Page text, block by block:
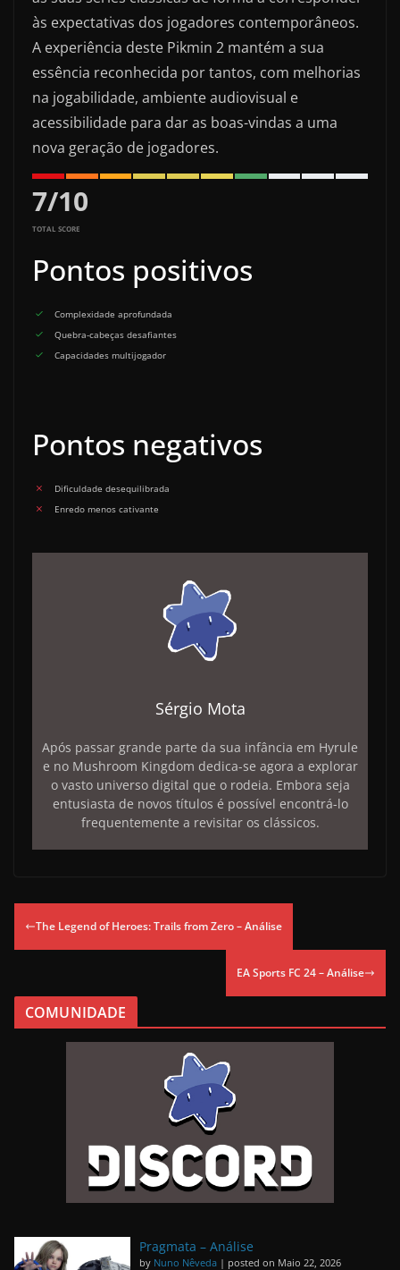
às expectativas dos jogadores contemporâneos.
A experiência deste Pikmin 2 mantém a sua
essência reconhecida por tantos, com melhorias
na jogabilidade, ambiente audiovisual e
acessibilidade para dar as boas-vindas a uma
nova geração de jogadores.
7/10
TOTAL SCORE
Pontos positivos
Complexidade aprofundada
Quebra-cabeças desafiantes
Capacidades multijogador
Pontos negativos
Dificuldade desequilibrada
Enredo menos cativante
Sérgio Mota
Após passar grande parte da sua infância em Hyrule
e no Mushroom Kingdom dedica-se agora a explorar
o vasto universo digital que o rodeia. Embora seja
entusiasta de novos títulos é possível encontrá-lo
frequentemente a revisitar os clássicos.
The Legend of Heroes: Trails from Zero – Análise
EA Sports FC 24 – Análise
COMUNIDADE
Pragmata – Análise
by Nuno Nêveda | posted on Maio 22, 2026